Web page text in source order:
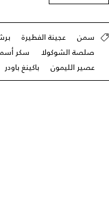
سمن عجينة الفطيرة
صلصة الشوكولا
سكر
عصير الليمون
باكينغ باودر